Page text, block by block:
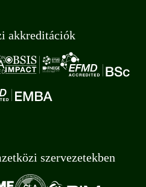
akkreditációk
szervezetekben